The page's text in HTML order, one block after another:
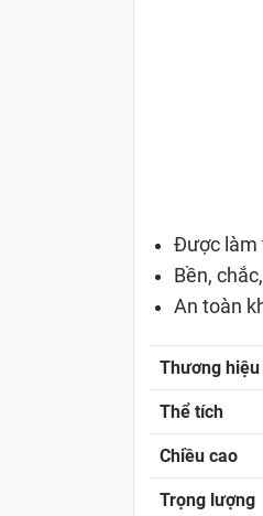
Được làm
Bền,
An toàn
Thương hiệu
Thể tích
Chiều cao
Trọng lượng